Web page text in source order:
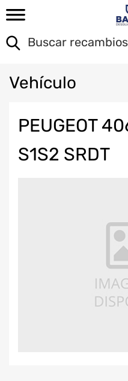
Vehículo
PEUGEOT
S1S2 SRDT